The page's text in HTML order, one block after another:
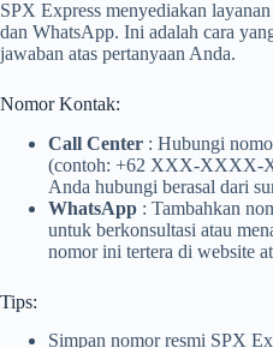
SPX Express menyediakan
dan WhatsApp. Ini adalah cara
jawaban atas pertanyaan Anda.
Nomor Kontak:
Call Center : Hubungi
(contoh: +62 XXX-XXXX-
Anda hubungi berasal dari
WhatsApp : Tambahkan
untuk berkonsultasi atau
nomor ini tertera di website
Tips:
Simpan nomor resmi SPX